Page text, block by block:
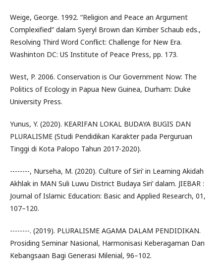
Weige, George. 1992. “Religion and Peace an Argument
Complexified” dalam Syeryl Brown dan Kimber Schaub eds.,
Resolving Third Word Conflict: Challenge for New Era.
Washinton DC: US Institute of Peace Press, pp. 173.
West, P. 2006. Conservation is Our Government Now: The
Politics of Ecology in Papua New Guinea, Durham: Duke
University Press.
Yunus, Y. (2020). KEARIFAN LOKAL BUDAYA BUGIS DAN
PLURALISME (Studi Pendidikan Karakter pada Perguruan
Tinggi di Kota Palopo Tahun 2017-2020).
--------, Nurseha, M. (2020). Culture of Siri’ in Learning Akidah
Akhlak in MAN Suli Luwu District Budaya Siri’ dalam. JIEBAR :
Journal of Islamic Education: Basic and Applied Research, 01,
107–120.
--------. (2019). PLURALISME AGAMA DALAM PENDIDIKAN.
Prosiding Seminar Nasional, Harmonisasi Keberagaman Dan
Kebangsaan Bagi Generasi Milenial, 96–102.